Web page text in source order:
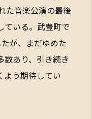
た音楽公演の最後
ている。武豊町で
が、まだゆめた
数あり、引き続き
よう期待してい